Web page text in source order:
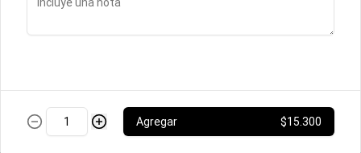
$9.500
Ñoquis a la Rossa
Ñoquis con salsa boloñesa a la crema y
queso parmesano acompañados de
Agregar $15.300